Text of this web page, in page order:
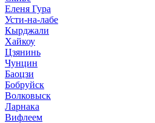
Еленя Гура
Усти-на-лабе
Кырджали
Хайкоу
Цзянинь
Чунцин
Баоцзи
Бобруйск
Волковыск
Ларнака
Вифлеем